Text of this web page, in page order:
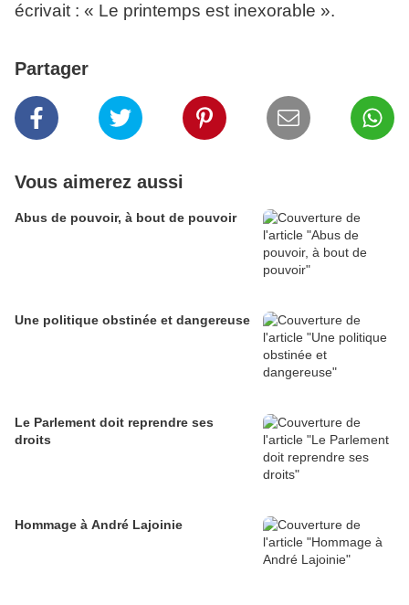
écrivait : « Le printemps est inexorable ».
Partager
Vous aimerez aussi
Abus de pouvoir, à bout de pouvoir
Une politique obstinée et dangereuse
Le Parlement doit reprendre ses
droits
Hommage à André Lajoinie